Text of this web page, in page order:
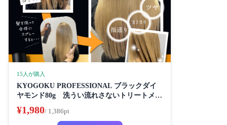
15人が購入
KYOGOKU PROFESSIONAL ブラックダイ
ヤモンド80g 洗うい流れさないトリートメン
ト ヘアスプレー アルガンオイル協力する (髪
質の改善スプレー)
¥1,980/ 1,386pt